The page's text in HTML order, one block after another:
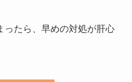
ったら、早めの対処が肝心